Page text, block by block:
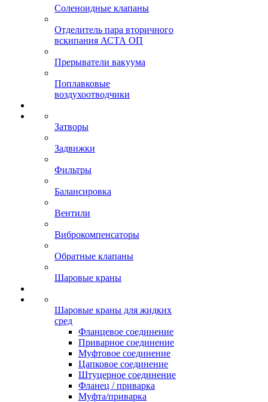
Соленоидные клапаны
Отделитель пара вторичного
вскипания АСТА ОП
Прерыватели вакуума
Поплавковые
воздухоотводчики
Затворы
Задвижки
Фильтры
Балансировка
Вентили
Виброкомпенсаторы
Обратные клапаны
Шаровые краны
Шаровые краны для жидких
сред
Фланцевое соединение
Приварное соединение
Муфтовое соединение
Цапковое соединение
Штуцерное соединение
Фланец / приварка
Муфта/приварка